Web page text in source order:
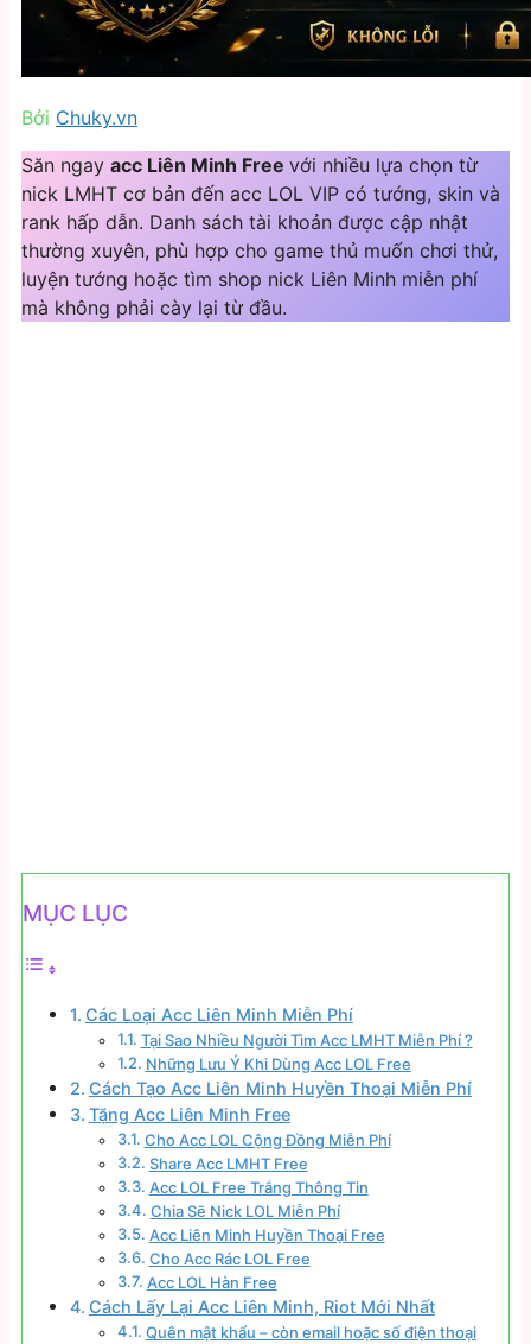
Bởi Chuky.vn
Săn ngay acc Liên Minh Free với nhiều lựa chọn từ
nick LMHT cơ bản đến acc LOL VIP có tướng, skin và
rank hấp dẫn. Danh sách tài khoản được cập nhật
thường xuyên, phù hợp cho game thủ muốn chơi thử,
luyện tướng hoặc tìm shop nick Liên Minh miễn phí
mà không phải cày lại từ đầu.
MỤC LỤC
Các Loại Acc Liên Minh Miễn Phí
Tại Sao Nhiều Người Tìm Acc LMHT Miễn Phí ?
Những Lưu Ý Khi Dùng Acc LOL Free
Cách Tạo Acc Liên Minh Huyền Thoại Miễn Phí
Tặng Acc Liên Minh Free
Cho Acc LOL Cộng Đồng Miễn Phí
Share Acc LMHT Free
Acc LOL Free Trắng Thông Tin
Chia Sẽ Nick LOL Miễn Phí
Acc Liên Minh Huyền Thoại Free
Cho Acc Rác LOL Free
Acc LOL Hàn Free
Cách Lấy Lại Acc Liên Minh, Riot Mới Nhất
Quên mật khẩu – còn email hoặc số điện thoại